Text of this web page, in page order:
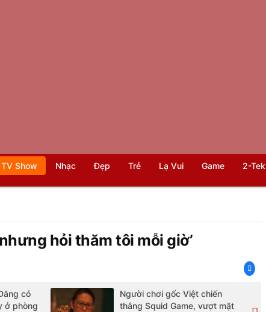
TV Show Nhạc Đẹp Trẻ Lạ Vui Game 2-Tek
hỏi thăm tôi mỗi giờ’
có
ở phòng
Người chơi gốc Việt chiến
thắng Squid Game, vượt mặt